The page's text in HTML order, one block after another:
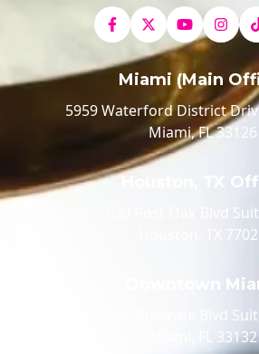
Miami (Main
5959 Waterford District
Miami, FL 33126
Houston, TX
520 Post Oak Blvd
Houston, TX
Downtown
100 Biscayne Blvd
Miami, FL 33132